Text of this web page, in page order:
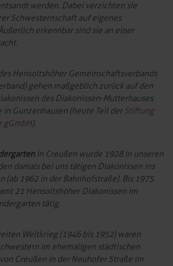
werden. Dabei verzichten sie
Schwesternschaft auf eigenes
erkennbar sind sie an einer
Hensoltshöher Gemeinschaftsverbands
gehen maßgeblich zurück auf den
des Diakonissen-Mutterhauses
in Gunzenhausen (heute Teil derStiftung
gGmbH).
in Creußen wurde 1928 in unseren
damals bei uns tätigen Diakonissen ins
(ab 1962 in der Bahnhofstraße). Bis 1975
21 Hensoltshöher Diakonissen im
tätig.
Weltkrieg (1946 bis 1952) waren
im ehemaligen städtischen
Creußen in der Neuhofer Straße im